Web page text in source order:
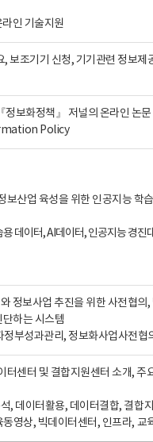
인 기술지원
보조기기 신청, 기기관련 정보제
보화정책』 저널의 온라인 논문
Policy
보산업 육성을 위한 인공지능 학
데이터, AI데이터, 인공지능 경진
정보사업 추진을 위한 사전협의
하는 시스템
부성과관리, 정보화사업사전협
터센터 및 결합지원센터 소개, 주
, 데이터활용, 데이터결합, 결합
영상, 빅데이터센터, 인프라, 교